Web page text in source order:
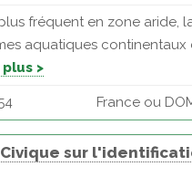
fréquent en zone aride,
aquatiques continentaux
plus >
France ou
sur